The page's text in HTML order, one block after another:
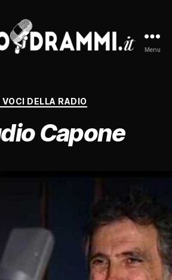
Menu
Categorie
VOCI DELLA RADIO
Capone